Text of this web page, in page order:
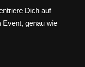
Dich auf
Event, genau wie